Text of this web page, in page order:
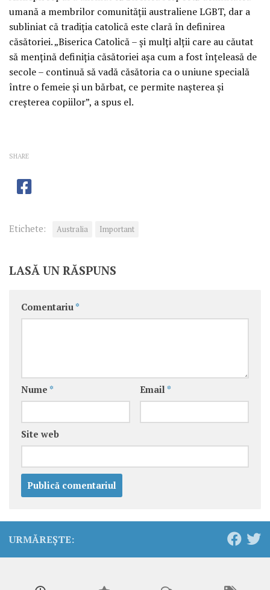
umană a membrilor comunității australiene LGBT, dar a
subliniat că tradiția catolică este clară în definirea
căsătoriei. „Biserica Catolică – și mulți alții care au căutat
să mențină definiția căsătoriei așa cum a fost înțeleasă de
secole – continuă să vadă căsătoria ca o uniune specială
între o femeie și un bărbat, ce permite nașterea și
creșterea copiilor”, a spus el.
SHARE
Etichete: Australia Important
LASĂ UN RĂSPUNS
Comentariu *
Nume * Email *
Site web
URMĂREȘTE: